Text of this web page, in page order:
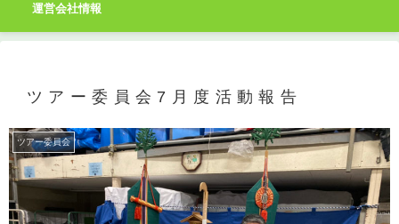
運営会社情報
ツアー委員会7月度活動報告
ツアー委員会